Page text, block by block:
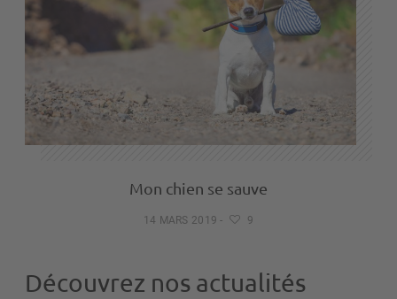
Mon chien se sauve
14 MARS 2019 - 9
Découvrez nos actualités